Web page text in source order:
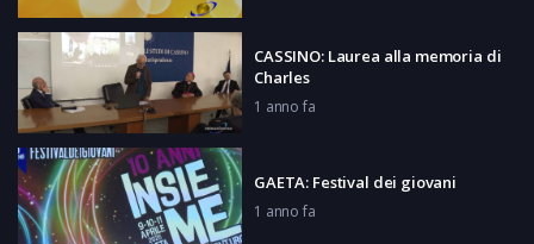
CASSINO: Laurea alla memoria di
Charles
1 anno fa
GAETA: Festival dei giovani
1 anno fa